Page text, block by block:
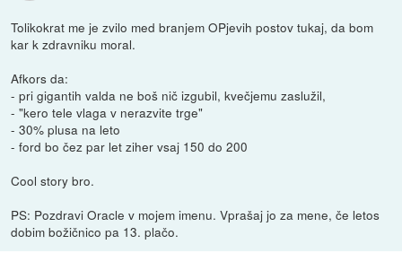
Tolikokrat me je zvilo med branjem OPjevih postov tukaj, da bom
kar k zdravniku moral.
Afkors da:
- pri gigantih valda ne boš nič izgubil, kvečjemu zaslužil,
- "kero tele vlaga v nerazvite trge"
- 30% plusa na leto
- ford bo čez par let ziher vsaj 150 do 200
Cool story bro.
PS: Pozdravi Oracle v mojem imenu. Vprašaj jo za mene, če letos
dobim božičnico pa 13. plačo.